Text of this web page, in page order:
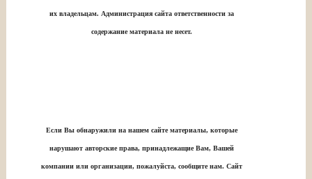
их владельцам. Администрация сайта ответственности за
содержание материала не несет.
Если Вы обнаружили на нашем сайте материалы, которые
нарушают авторские права, принадлежащие Вам, Вашей
компании или организации, пожалуйста, сообщите нам. Сайт